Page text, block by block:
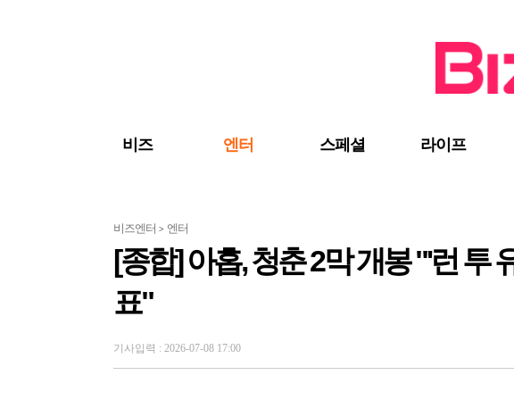
비즈 엔터 스페셜 라이프
비즈엔터 > 엔터
[종합] 아홉, 청춘 2막 개봉 "'런 투
표"
기사입력 : 2026-07-08 17:00